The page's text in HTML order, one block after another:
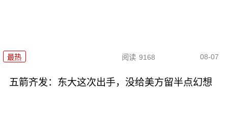
最热 阅读 9168 08-07
五箭齐发：东大这次出手，没给美方留半点幻想